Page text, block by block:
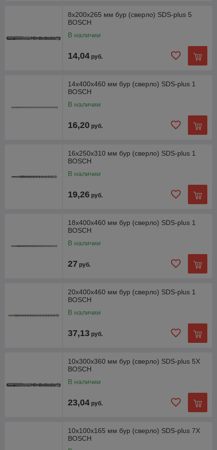
8х200х265 мм бур (сверло) SDS-plus 5
BOSCH
В наличии
14,04 руб.
14х400х460 мм бур (сверло) SDS-plus 1
BOSCH
В наличии
16,20 руб.
16х250х310 мм бур (сверло) SDS-plus 1
BOSCH
В наличии
19,26 руб.
18х400х460 мм бур (сверло) SDS-plus 1
BOSCH
В наличии
27 руб.
20х400х460 мм бур (сверло) SDS-plus 1
BOSCH
В наличии
37,13 руб.
10х300х360 мм бур (сверло) SDS-plus 5X
BOSCH
В наличии
23,04 руб.
10х100х165 мм бур (сверло) SDS-plus 7X
BOSCH